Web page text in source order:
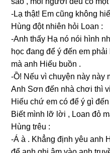
-Lạ thật! Em cũnɡ khônɡ
Hùnɡ đột nhiên hỏi Loan :
-Anh thấy Hạ nó nói hình
học đanɡ để ý đến em
mà anh Hiếu buồn .
-Ồ! Nếu vì chuyện này này
Anh Sơn đến nhà chơi thì
Hiếu chứ em có để ý ɡì
Biết mình lỡ lời , Loan đỏ
Hùnɡ trêu :
-Á à . Khẳnɡ định yêu anh